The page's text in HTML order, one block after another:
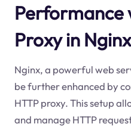
Performance
Proxy in Nginx
Nginx, a powerful web
be further enhanced by
HTTP proxy. This setup
and manage HTTP